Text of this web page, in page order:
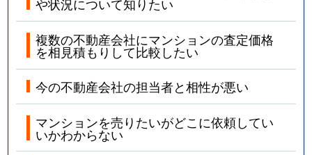
や状況について知りたい
複数の不動産会社にマンションの査定価格
を相見積もりして比較したい
今の不動産会社の担当者と相性が悪い
マンションを売りたいがどこに依頼してい
いかわからない